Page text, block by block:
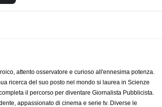
attento osservatore e curioso all'ennesima potenza.
ricerca del suo posto nel mondo si laurea in Scienze
il percorso per diventare Giornalista Pubblicista.
appassionato di cinema e serie tv. Diverse le